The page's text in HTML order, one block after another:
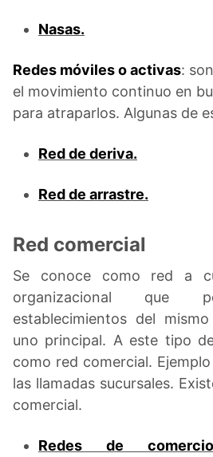
Nasas.
Redes móviles o activas:
el movimiento continuo en
para atraparlos. Algunas de
Red de deriva.
Red de arrastre.
Red comercial
Se conoce como red a
organizacional que
establecimientos del
uno principal. A este tipo
como red comercial.
las llamadas sucursales.
comercial.
Redes de